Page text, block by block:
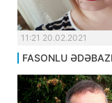
11:21 20.02.2021
FASONLU